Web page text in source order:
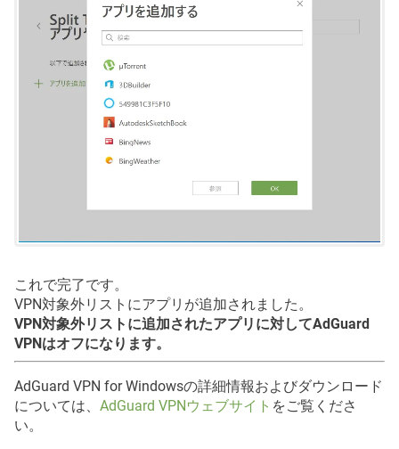
これで完了です。
VPN対象外リストにアプリが追加されました。
VPN対象外リストに追加されたアプリに対してAdGuard
VPNはオフになります。
AdGuard VPN for Windowsの詳細情報およびダウンロード
については、 AdGuard VPNウェブサイト をご覧くださ
い。